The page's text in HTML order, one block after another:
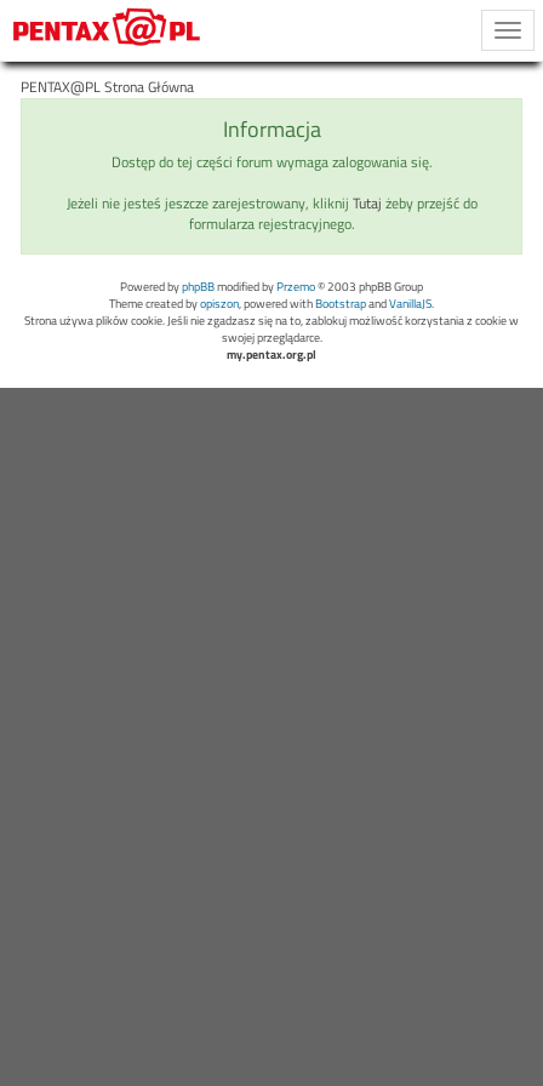
PENTAX@PL Strona Główna
Informacja
Dostęp do tej części forum wymaga zalogowania się.
Jeżeli nie jesteś jeszcze zarejestrowany, kliknij Tutaj żeby przejść do
formularza rejestracyjnego.
Powered byphpBBmodified byPrzemo© 2003 phpBB Group
Theme created byopiszon, powered withBootstrapandVanillaJS.
Strona używa plików cookie. Jeśli nie zgadzasz się na to, zablokuj możliwość korzystania z cookie w
swojej przeglądarce.
my.pentax.org.pl